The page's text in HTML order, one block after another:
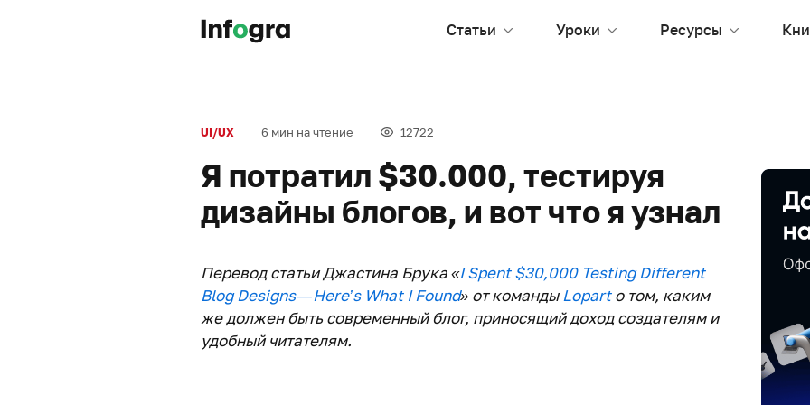
Статьи Уроки Ресурсы
UI/UX 6 мин на чтение 12722
Я потратил $30.000, тестируя
дизайны блогов, и вот что я узнал
Перевод статьи Джастина Брука «I Spent $30,000 Testing Different
Blog Designs — Here’s What I Found» от команды Lopartо том, каким
же должен быть современный блог, приносящий доход создателям и
удобный читателям.